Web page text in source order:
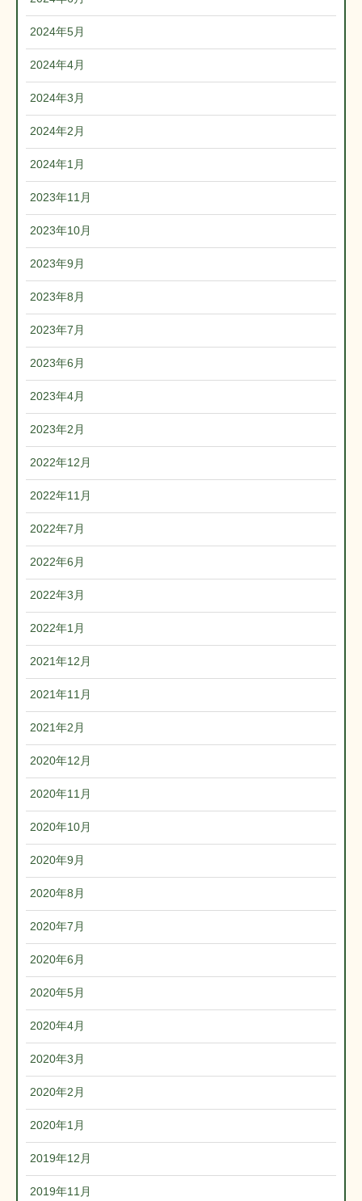
2024年5月
2024年4月
2024年3月
2024年2月
2024年1月
2023年11月
2023年10月
2023年9月
2023年8月
2023年7月
2023年6月
2023年4月
2023年2月
2022年12月
2022年11月
2022年7月
2022年6月
2022年3月
2022年1月
2021年12月
2021年11月
2021年2月
2020年12月
2020年11月
2020年10月
2020年9月
2020年8月
2020年7月
2020年6月
2020年5月
2020年4月
2020年3月
2020年2月
2020年1月
2019年12月
2019年11月